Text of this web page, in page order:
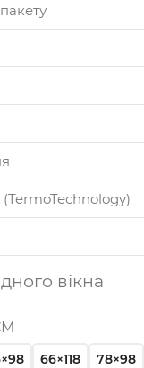
вікна
66×118 78×98